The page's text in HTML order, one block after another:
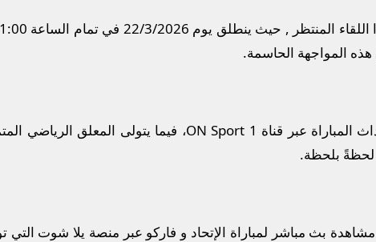
اللقاء المنتظر , حيث ينطلق يوم 22/3/2026 في تمام الساعة
المواجهة الحاسمة.
المباراة عبر قناة ON Sport 1، فيما يتولى المعلق الرياضي
لحظةً بلحظة.
مشاهدة بث مباشر لمباراة الإتحاد و فاركو عبر منصة يلا شوت التي